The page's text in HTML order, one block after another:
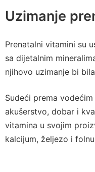
Uzimanje
Prenatalni vitamini su
sa dijetalnim
njihovo uzimanje bi
Sudeći prema
akušerstvo, dobar i
vitamina u svojim
kalcijum, željezo i